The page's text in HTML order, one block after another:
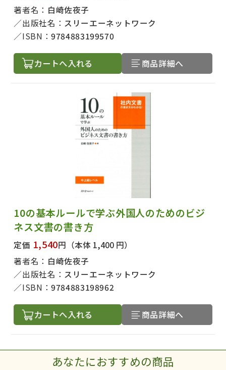
著者名： 白崎佐夜子
出版社名： スリーエーネットワーク
ISBN：9784883199570
カートへ入れる 商品詳細へ
10の基本ルールで学ぶ外国人のためのビジ
ネス文書の書き方
定価 1,540円 （本体 1,400 円）
著者名： 白崎佐夜子
出版社名： スリーエーネットワーク
ISBN：9784883198962
カートへ入れる 商品詳細へ
あなたにおすすめの商品